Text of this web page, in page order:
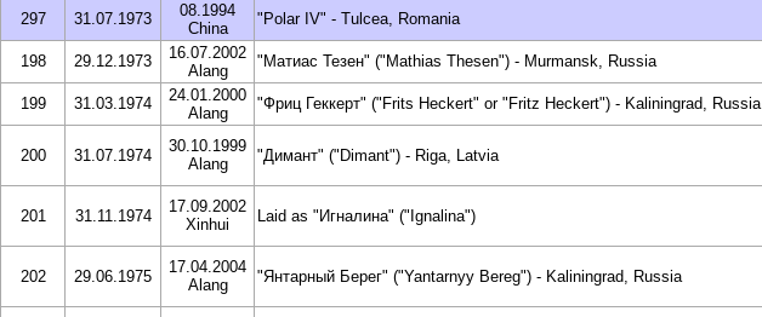
297 31.07.1973
08.1994
China
"Polar IV" - Tulcea, Romania
198 29.12.1973
16.07.2002
Alang
"Матиас Тезен" ("Mathias Thesen") - Murmansk, Russia
199 31.03.1974
24.01.2000
Alang
"Фриц Геккерт" ("Frits Heckert" or "Fritz Heckert") - Kaliningrad, Russia
200 31.07.1974
30.10.1999
Alang
"Димант" ("Dimant") - Riga, Latvia
201 31.11.1974
17.09.2002
Xinhui
Laid as "Игналина" ("Ignalina")
202 29.06.1975
17.04.2004
Alang
"Янтарный Берег" ("Yantarnyy Bereg") - Kaliningrad, Russia